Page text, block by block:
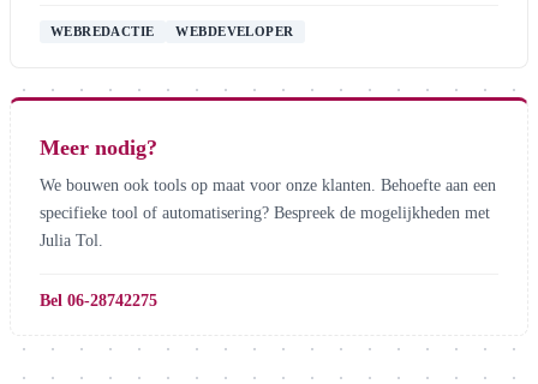
WEBREDACTIE WEBDEVELOPER
Meer nodig?
We bouwen ook tools op maat voor onze klanten. Behoefte aan een
specifieke tool of automatisering? Bespreek de mogelijkheden met
Julia Tol.
Bel 06-28742275